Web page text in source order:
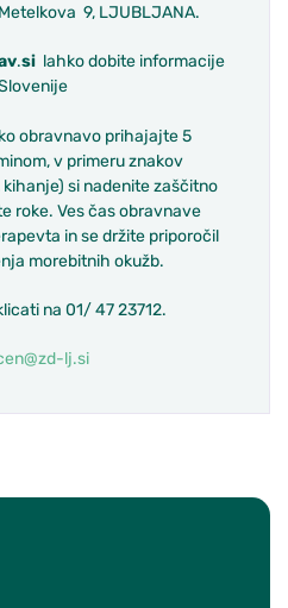
9, LJUBLJANA.
.si lahko dobite informacije
obravnavo prihajajte 5
v primeru znakov
si nadenite zaščitno
roke. Ves čas obravnave
in se držite priporočil
morebitnih okužb.
na 01/ 47 23712.
lj.si